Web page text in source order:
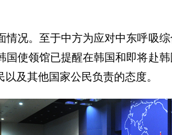
。至于中方为应对中东呼吸
使领馆已提醒在韩国和即将赴
及其他国家公民负责的态度。